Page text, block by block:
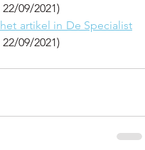
09/2021)
artikel in De Specialist
09/2021)